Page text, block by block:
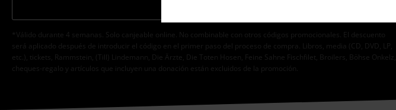
*Válido durante 4 semanas. Solo canjeable online. No combinable con otros códigos promocionales. El descuento
será aplicado después de introducir el código en el primer paso del proceso de compra. Libros, media (CD, DVD, LP,
etc.), tickets, Rammstein, (Till) Lindemann, Die Ärzte, Die Toten Hosen, Feine Sahne Fischfilet, Broilers, Böhse Onkelz,
cheques-regalo y artículos que incluyen una donación están excluidos de la promoción.